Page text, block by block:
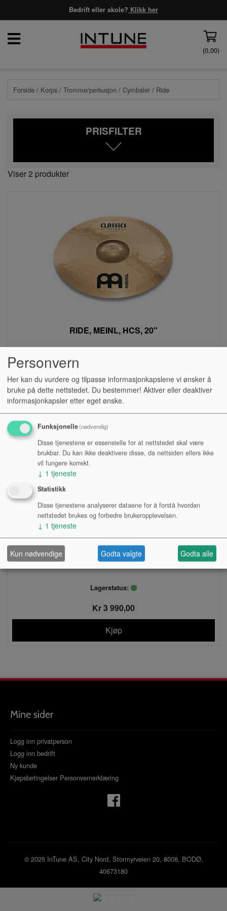
Bedrift eller skole? Klikk her
(0,00)
Forside / Korps / Tromme/perkusjon / Cymbaler / Ride
PRISFILTER
Viser 2 produkter
RIDE, MEINL, HCS, 20"
Kr 1 990,00
Kjøp
RIDE, SABIAN, XSR, 20"
Lagerstatus:
Kr 3 990,00
Kjøp
Mine sider
Logg inn privatperson
Logg inn bedrift
Ny kunde
Kjøpsbetingelser Personvernerklæring
© 2026 InTune AS, City Nord, Stormyrveien 20, 8008, BODØ,
40673180
Personvern
Her kan du vurdere og tilpasse informasjonkapslene vi ønsker å
bruke på dette nettstedet. Du bestemmer! Aktiver eller deaktiver
informasjonkapsler etter eget ønske.
Funksjonelle(nødvendig)
Disse tjenestene er essensielle for at nettstedet skal være
brukbar. Du kan ikke deaktivere disse, da nettsiden ellers ikke
vil fungere korrekt.
↓ 1 tjeneste
Statistikk
Disse tjenestene analyserer dataene for å forstå hvordan
nettstedet brukes og forbedre brukeropplevelsen.
↓ 1 tjeneste
Kun nødvendige Godta valgte Godta alle